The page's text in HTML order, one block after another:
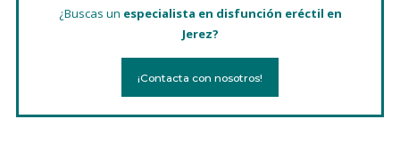
¿Buscas un especialista en disfunción eréctil en
Jerez?
¡Contacta con nosotros!